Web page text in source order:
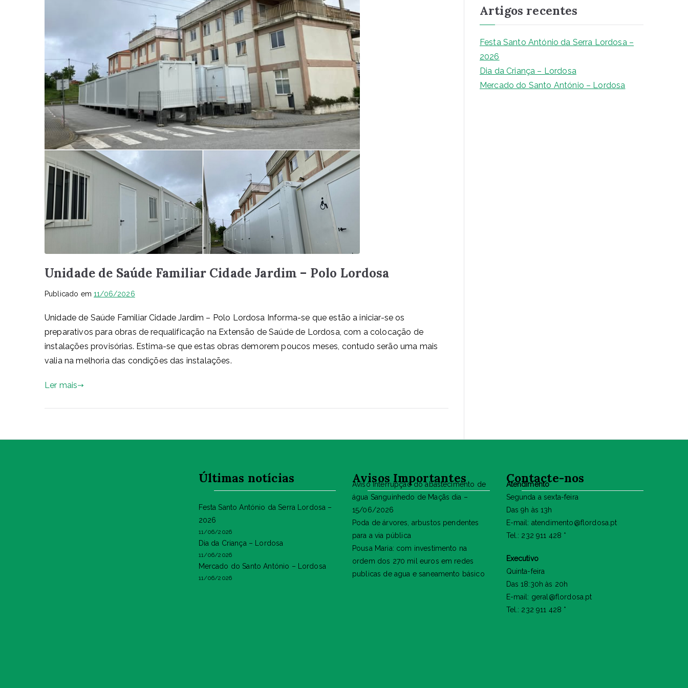
Unidade de Saúde Familiar Cidade Jardim – Polo Lordosa
Publicado em11/06/2026
Unidade de Saúde Familiar Cidade Jardim – Polo Lordosa Informa-se que estão a iniciar-se os
preparativos para obras de requalificação na Extensão de Saúde de Lordosa, com a colocação de
instalações provisórias. Estima-se que estas obras demorem poucos meses, contudo serão uma mais
valia na melhoria das condições das instalações.
Ler mais
u
i
s
r
Artigos recentes
Festa Santo António da Serra Lordosa –
2026
Dia da Criança – Lordosa
Mercado do Santo António – Lordosa
Últimas notícias
Festa Santo António da Serra Lordosa –
2026
11/06/2026
Dia da Criança – Lordosa
11/06/2026
Mercado do Santo António – Lordosa
11/06/2026
Avisos Importantes
Aviso Interrupção do abastecimento de
água Sanguinhedo de Maçãs dia –
15/06/2026
Poda de árvores, arbustos pendentes
para a via pública
Pousa Maria: com investimento na
ordem dos 270 mil euros em redes
publicas de agua e saneamento básico
Contacte-nos
Atendimento
Segunda a sexta-feira
Das 9h às 13h
E-mail: atendimento@flordosa.pt
Tel.: 232 911 428 *
Executivo
Quinta-feira
Das 18:30h às 20h
E-mail: geral@flordosa.pt
Tel.: 232 911 428 *